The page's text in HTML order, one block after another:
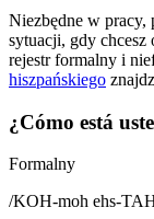
Niezbędne w pracy,
sytuacji, gdy chcesz
rejestr formalny i
hiszpańskiego
¿Cómo está
Formalny
/KOH-moh ehs-